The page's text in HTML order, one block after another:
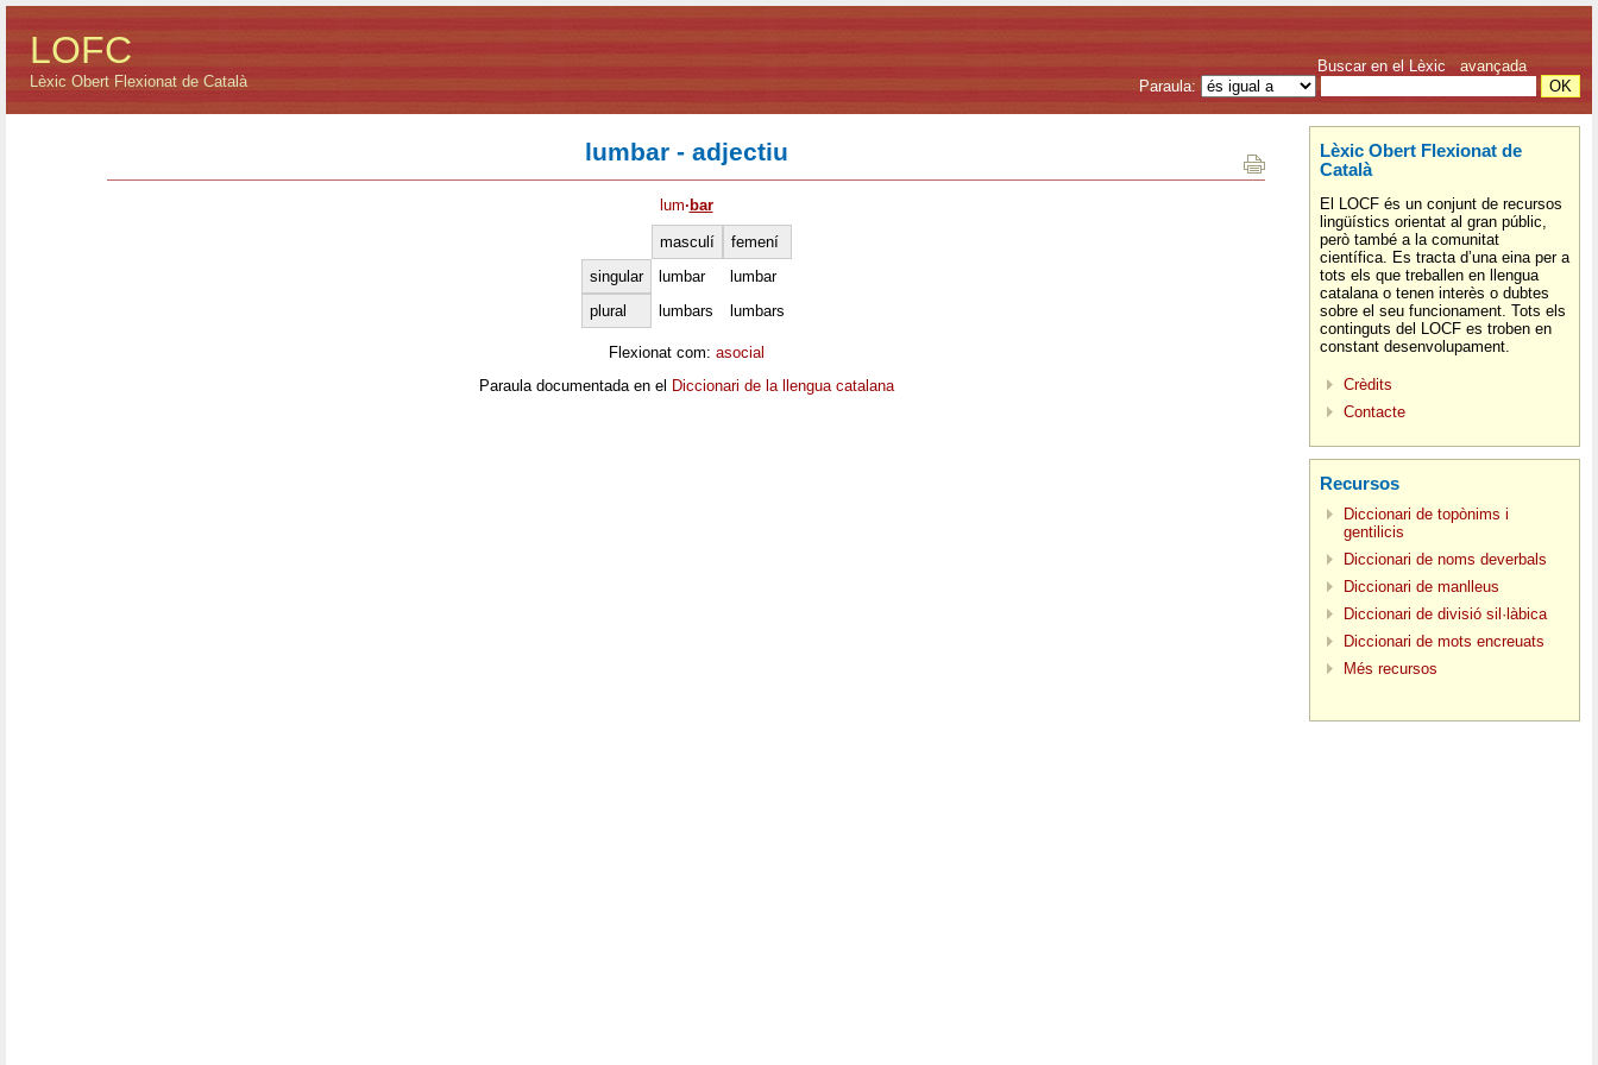
LOFC
Lèxic Obert Flexionat de Català
Buscar en el Lèxic avançada
Paraula:
lumbar - adjectiu
lum· bar
masculí
femení
singular
lumbar
lumbar
plural
lumbars lumbars
Flexionat com: asocial
Paraula documentada en el Diccionari de la llengua catalana
Lèxic Obert Flexionat de
Català
El LOCF és un conjunt de recursos
lingüístics orientat al gran públic,
però també a la comunitat
científica. Es tracta d’una eina per a
tots els que treballen en llengua
catalana o tenen interès o dubtes
sobre el seu funcionament. Tots els
continguts del LOCF es troben en
constant desenvolupament.
Crèdits
Contacte
Recursos
Diccionari de topònims i
gentilicis
Diccionari de noms deverbals
Diccionari de manlleus
Diccionari de divisió sil·làbica
Diccionari de mots encreuats
Més recursos